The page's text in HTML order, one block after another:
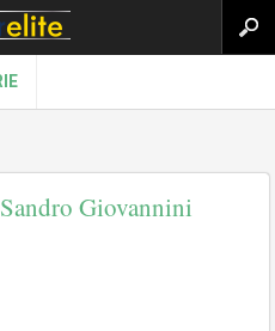
Giovannini